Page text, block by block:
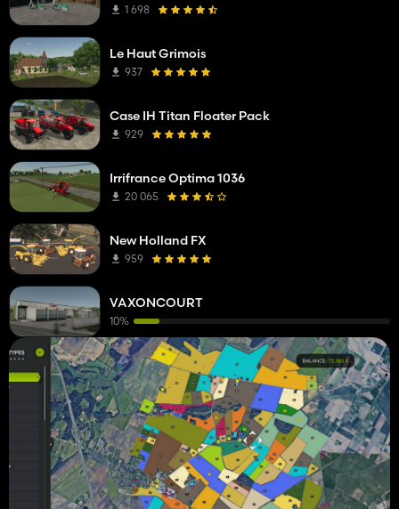
1 698
Le Haut Grimois
937
Case IH Titan Floater Pack
929
Irrifrance Optima 1036
20 065
New Holland FX
959
VAXONCOURT
10%